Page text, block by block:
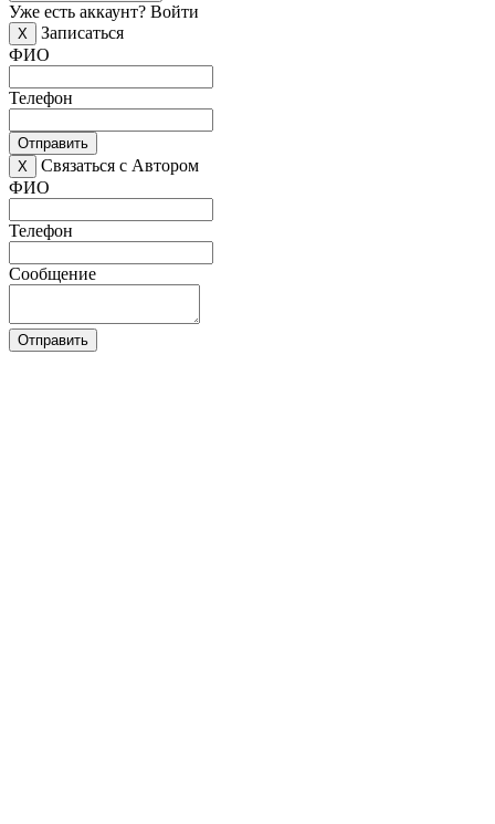
Уже есть аккаунт? Войти
X
Записаться
ФИО
Телефон
Отправить
X
Связаться с Автором
ФИО
Телефон
Сообщение
Отправить